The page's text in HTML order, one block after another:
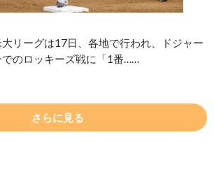
大リーグは17日、各地で行われ、ドジャー
でのロッキーズ戦に「1番……
さらに見る